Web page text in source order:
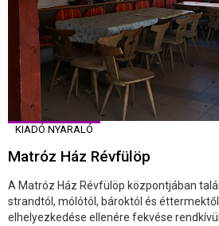
KIADÓ NYARALÓ
Matróz Ház Révfülöp
A Matróz Ház Révfülöp központjában
strandtól, mólótól, bároktól és
elhelyezkedése ellenére fekvése